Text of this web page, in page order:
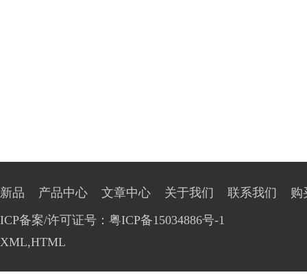
新品 产品中心 文章中心 关于我们 联系我们
购
ICP备案/许可证号：粤ICP备15034886号-1
XML,HTML